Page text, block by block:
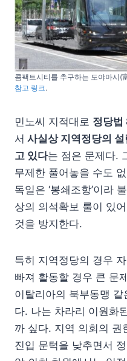
콤팩트시티를 추구하는 도야마시(
참고 링크 .
민노씨 지적대로 정당법
서 사실상 지역정당의
고 있다는 점은 문제다.
무제한 풀어놓을 수도
독일은 ‘봉쇄조항’이라
상의 의석확보 룰이 있
것을 방지한다.
특히 지역정당의 경우
빠져 활동할 경우 큰 문
이탈리아의 북부동맹
다. 나는 차라리 이원화
까 싶다. 지역 의회의 권
진입 문턱을 낮추면서